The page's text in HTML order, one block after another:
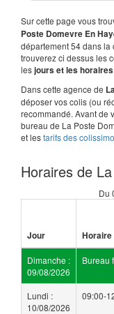
Sur cette page vous
Poste Domevre En
département 54 dans la
trouverez ci dessus les
lesjours et les
Dans cette agence de
déposer vos colis (ou
recommandé. Avant de
bureau de La Poste
et lestarifs des colissimo
Horaires de
Du
Jour Horaire
Dimanche :
09/08/2026
Bureau
Lundi :
10/08/2026
09:00-